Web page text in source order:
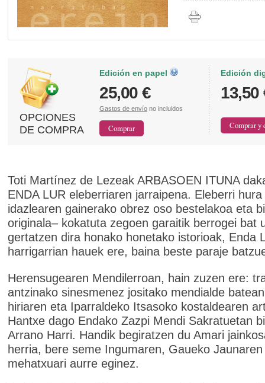
OPCIONES
DE COMPRA
Edición en papel
25,00 €
Gastos de envío no incluidos
Edición
13,50
Toti Martínez de Lezeak ARBASOEN ITUNA
ENDA LUR eleberriaren jarraipena. Eleberri hura
idazlearen gainerako obrez oso bestelakoa eta
originala– kokatuta zegoen garaitik berrogei bat
gertatzen dira honako honetako istorioak, Enda
harrigarrian hauek ere, baina beste paraje
Herensugearen Mendilerroan, hain zuzen ere:
antzinako sinesmenez jositako mendialde
hiriaren eta Iparraldeko Itsasoko kostaldearen
Hantxe dago Endako Zazpi Mendi Sakratuetan
Arrano Harri. Handik begiratzen du Amari
herria, bere seme Ingumaren, Gaueko
mehatxuari aurre eginez.